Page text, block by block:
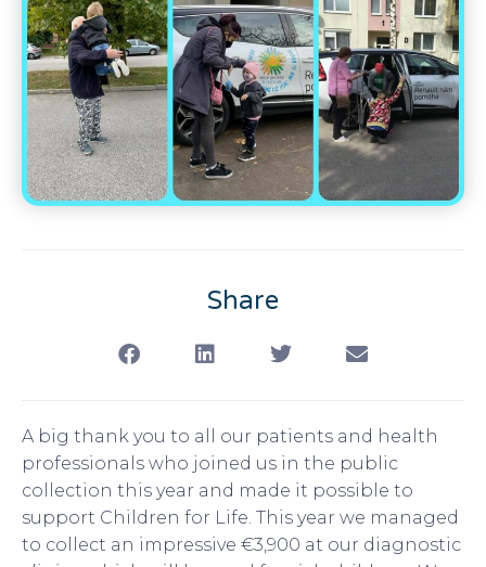
Share
A big thank you to all our patients and health
professionals who joined us in the public
collection this year and made it possible to
support Children for Life. This year we managed
to collect an impressive €3,900 at our diagnostic